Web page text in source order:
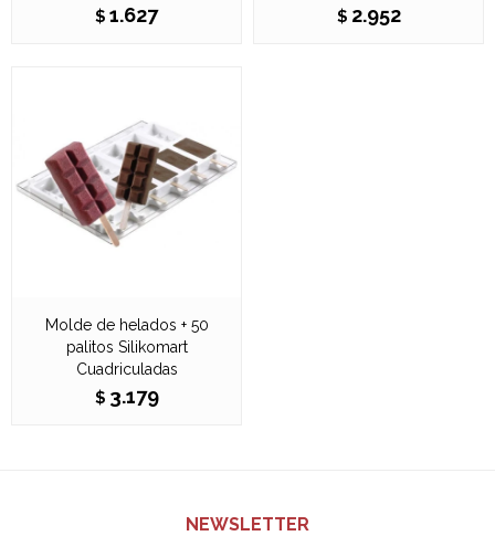
$ 1.627 $ 2.952
Molde de helados + 50
palitos Silikomart
Cuadriculadas
$ 3.179
NEWSLETTER